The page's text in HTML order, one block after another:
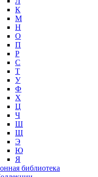
К
М
Н
О
П
Р
С
Т
У
Ф
Х
Ц
Ч
Ш
Щ
Э
Ю
Я
библиотека